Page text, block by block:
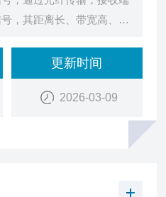
，其距离长、带宽高、响
更新时间
2026-03-09